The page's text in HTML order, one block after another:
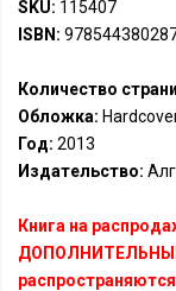
SKU: 115407
ISBN:
Количество
Обложка:
Год: 2013
Издательство:
Книга на
ДОПОЛНИТЕЛЬНЫЕ